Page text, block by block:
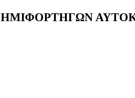
ΗΜΙΦΟΡΤΗΓΩΝ